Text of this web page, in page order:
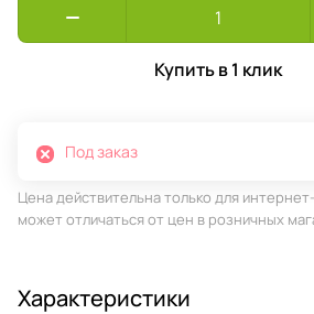
Купить в 1 клик
Под заказ
Цена действительна только для
может отличаться от цен в розничных
Характеристики